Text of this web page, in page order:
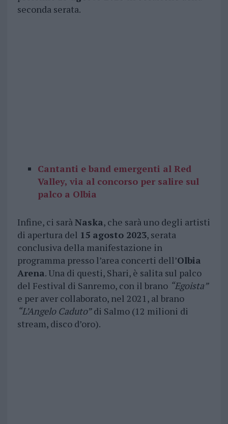
seconda serata.
Cantanti e band emergenti al Red
Valley, via al concorso per salire sul
palco a Olbia
Infine, ci saràNaska, che sarà uno degli artisti
di apertura del 15 agosto 2023, serata
conclusiva della manifestazione in
programma presso l’area concerti dell’Olbia
Arena. Una di questi, Shari, è salita sul palco
del Festival di Sanremo, con il brano “Egoista”
e per aver collaborato, nel 2021, al brano
“L’Angelo Caduto”di Salmo (12 milioni di
stream, disco d’oro).